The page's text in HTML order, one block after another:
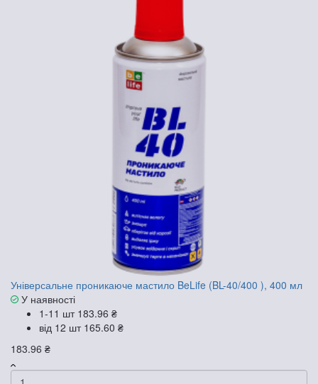
Універсальне проникаюче мастило BeLife (BL-40/400 ), 400 мл
У наявності
1-11 шт 183.96 ₴
від 12 шт 165.60 ₴
183.96 ₴